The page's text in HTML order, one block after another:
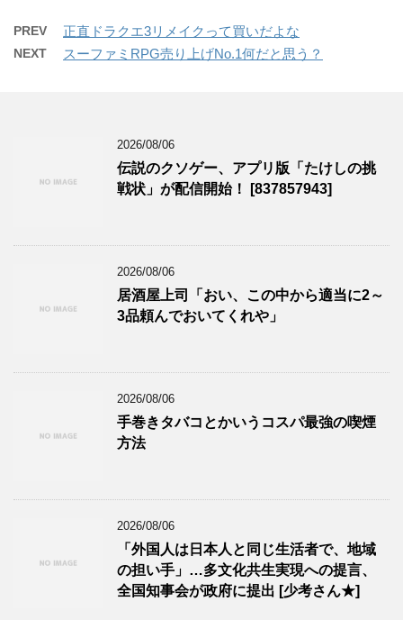
PREV 正直ドラクエ3リメイクって買いだよな
NEXT スーファミRPG売り上げNo.1何だと思う？
2026/08/06
伝説のクソゲー、アプリ版「たけしの挑
戦状」が配信開始！ [837857943]
2026/08/06
居酒屋上司「おい、この中から適当に2～
3品頼んでおいてくれや」
2026/08/06
手巻きタバコとかいうコスパ最強の喫煙
方法
2026/08/06
「外国人は日本人と同じ生活者で、地域
の担い手」…多文化共生実現への提言、
全国知事会が政府に提出 [少考さん★]